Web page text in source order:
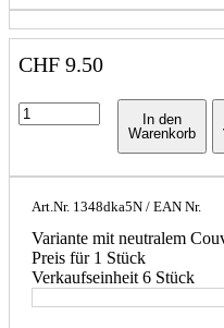
CHF 9.50
In den
Warenkorb
Art.Nr. 1348dka5N / EAN Nr.
Variante mit neutralem
Preis für 1 Stück
Verkaufseinheit 6 Stück